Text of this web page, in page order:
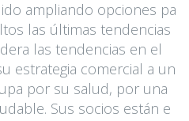
ampliando opciones pa
las últimas tendencias
las tendencias en el
estrategia comercial a un
por su salud, por una
Sus socios están e